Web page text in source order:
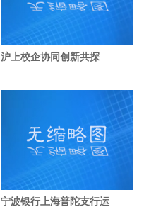
沪上校企协同创新共探
宁波银行上海普陀支行运